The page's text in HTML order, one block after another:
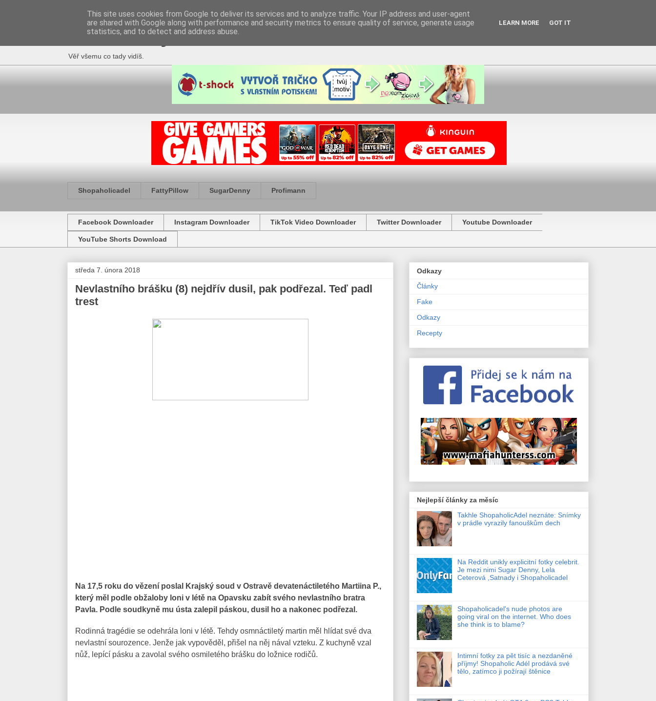
Fakečlánky
Věř všemu co tady vidíš.
Shopaholicadel FattyPillow SugarDenny Profimann
Facebook Downloader Instagram Downloader TikTok Video Downloader Twitter Downloader Youtube Downloader
YouTube Shorts Download
středa 7. února 2018
Nevlastního brášku (8) nejdřív dusil, pak podřezal. Teď padl
trest
Na 17,5 roku do vězení poslal Krajský soud v Ostravě devatenáctiletého Martiina P.,
který měl podle obžaloby loni v létě na Opavsku zabít svého nevlastního bratra
Pavla. Podle soudkyně mu ústa zalepil páskou, dusil ho a nakonec podřezal.
Rodinná tragédie se odehrála loni v létě. Tehdy osmnáctiletý martin měl hlídat své dva
nevlastní sourozence. Jenže jak vypověděl, přišel na něj nával vzteku. Z kuchyně vzal
nůž, lepící pásku a zavolal svého osmiletého brášku do ložnice rodičů.
Odkazy
Články
Fake
Odkazy
Recepty
Nejlepší články za měsíc
Takhle ShopaholicAdel neznáte: Snímky
v prádle vyrazily fanouškům dech
Na Reddit unikly explicitní fotky celebrit.
Je mezi nimi Sugar Denny, Lela
Ceterová ,Satnady i Shopaholicadel
Shopaholicadel's nude photos are
going viral on the internet. Who does
she think is to blame?
Intimní fotky za pět tisíc a nezdaněné
příjmy! Shopaholic Adél prodává své
tělo, zatímco ji požírají štěnice
This site uses cookies from Google to deliver its services and to analyze traffic. Your IP address and user-agent
are shared with Google along with performance and security metrics to ensure quality of service, generate usage
statistics, and to detect and address abuse.
LEARN MORE GOT IT